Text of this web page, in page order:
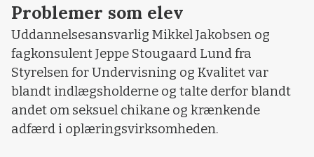
Problemer som elev
Uddannelsesansvarlig Mikkel Jakobsen og
fagkonsulent Jeppe Stougaard Lund fra
Styrelsen for Undervisning og Kvalitet var
blandt indlægsholderne og talte derfor blandt
andet om seksuel chikane og krænkende
adfærd i oplæringsvirksomheden.